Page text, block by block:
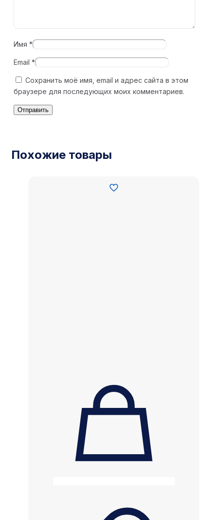
Имя *
Email *
Сохранить моё имя, email и адрес сайта в этом
браузере для последующих моих комментариев.
Похожие товары